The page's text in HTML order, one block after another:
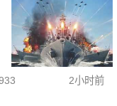
2小时前